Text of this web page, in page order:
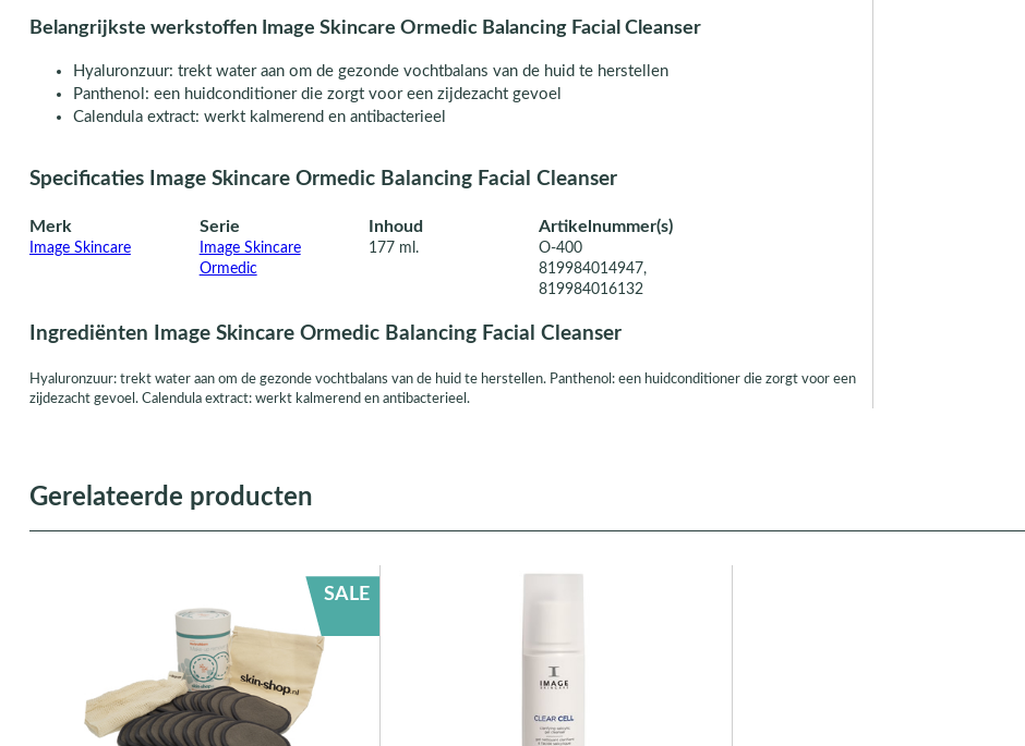
Belangrijkste werkstoffen Image Skincare Ormedic Balancing Facial Cleanser
Hyaluronzuur: trekt water aan om de gezonde vochtbalans van de huid te herstellen
Panthenol: een huidconditioner die zorgt voor een zijdezacht gevoel
Calendula extract: werkt kalmerend en antibacterieel
Specificaties Image Skincare Ormedic Balancing Facial Cleanser
Merk
Image Skincare
Serie
Image Skincare
Ormedic
Inhoud
177 ml.
Artikelnummer(s)
O-400
819984014947,
819984016132
Ingrediënten Image Skincare Ormedic Balancing Facial Cleanser
Hyaluronzuur: trekt water aan om de gezonde vochtbalans van de huid te herstellen. Panthenol: een huidconditioner die zorgt voor een
zijdezacht gevoel. Calendula extract: werkt kalmerend en antibacterieel.
Gerelateerde producten
SALE